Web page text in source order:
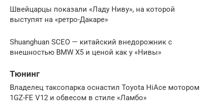
Швейцарцы показали «Ладу Ниву», на которой
выступят на «ретро-Дакаре»
Shuanghuan SCEO — китайский внедорожник с
внешностью BMW X5 и ценой как у «Нивы»
Тюнинг
Владелец таксопарка оснастил Toyota HiAce мотором
1GZ-FE V12 и обвесом в стиле «Ламбо»